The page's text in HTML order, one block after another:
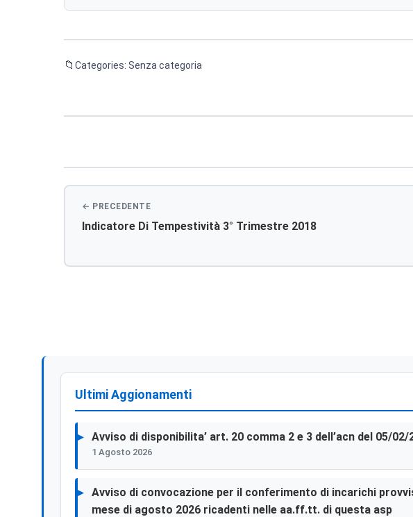
Categories: Senza categoria
articoli
Indicatore Di Tempestività 3° Trimestre 2018
Ultimi Aggionamenti
Avviso di disponibilita’ art. 20 comma 2 e 3 dell’acn del 05/
1 Agosto 2026
Avviso di convocazione per il conferimento di incarichi
mese di agosto 2026 ricadenti nelle aa.ff.tt. di questa asp